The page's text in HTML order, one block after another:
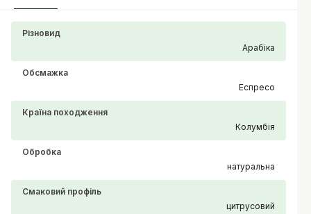
Різновид
Арабіка
Обсмажка
Еспресо
Країна походження
Колумбія
Обробка
натуральна
Смаковий профіль
цитрусовий